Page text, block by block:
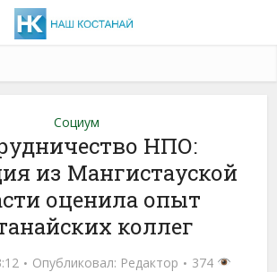
Социум
НПО:
из Мангистауской
оценила опыт
коллег
Опубликовал: Редактор
374